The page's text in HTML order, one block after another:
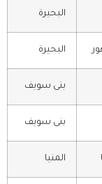
البحيرة
البحيرة
بنى سويف
بنى سويف
المنيا